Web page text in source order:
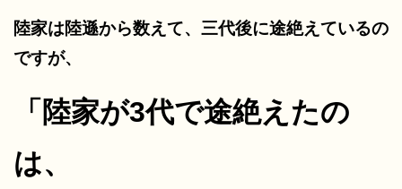
陸家は陸遜から数えて、三代後に途絶えているの
ですが、
「陸家が3代で途絶えたの
は、